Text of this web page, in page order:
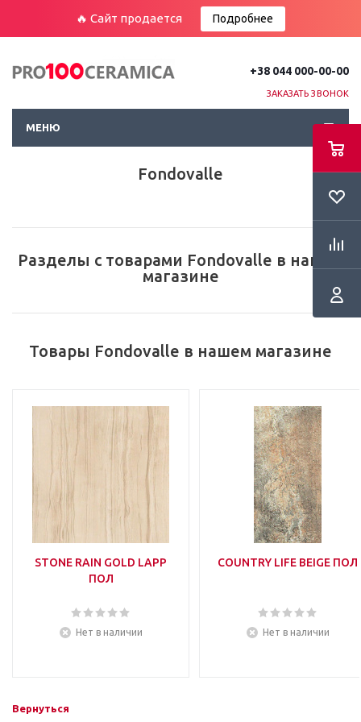
🔥 Сайт продается Подробнее
+38 044 000-00-00
ЗАКАЗАТЬ ЗВОНОК
МЕНЮ
Fondovalle
Разделы с товарами Fondovalle в нашем
магазине
Товары Fondovalle в нашем магазине
STONE RAIN GOLD LAPP
ПОЛ
Нет в наличии
COUNTRY LIFE BEIGE ПОЛ
Нет в наличии
Вернуться